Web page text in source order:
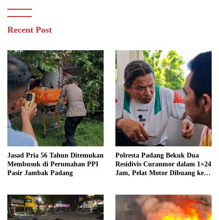
Recent Post
Jasad Pria 56 Tahun Ditemukan
Membusuk di Perumahan PPI
Pasir Jambak Padang
Polresta Padang Bekuk Dua
Residivis Curanmor dalam 1×24
Jam, Pelat Motor Dibuang ke